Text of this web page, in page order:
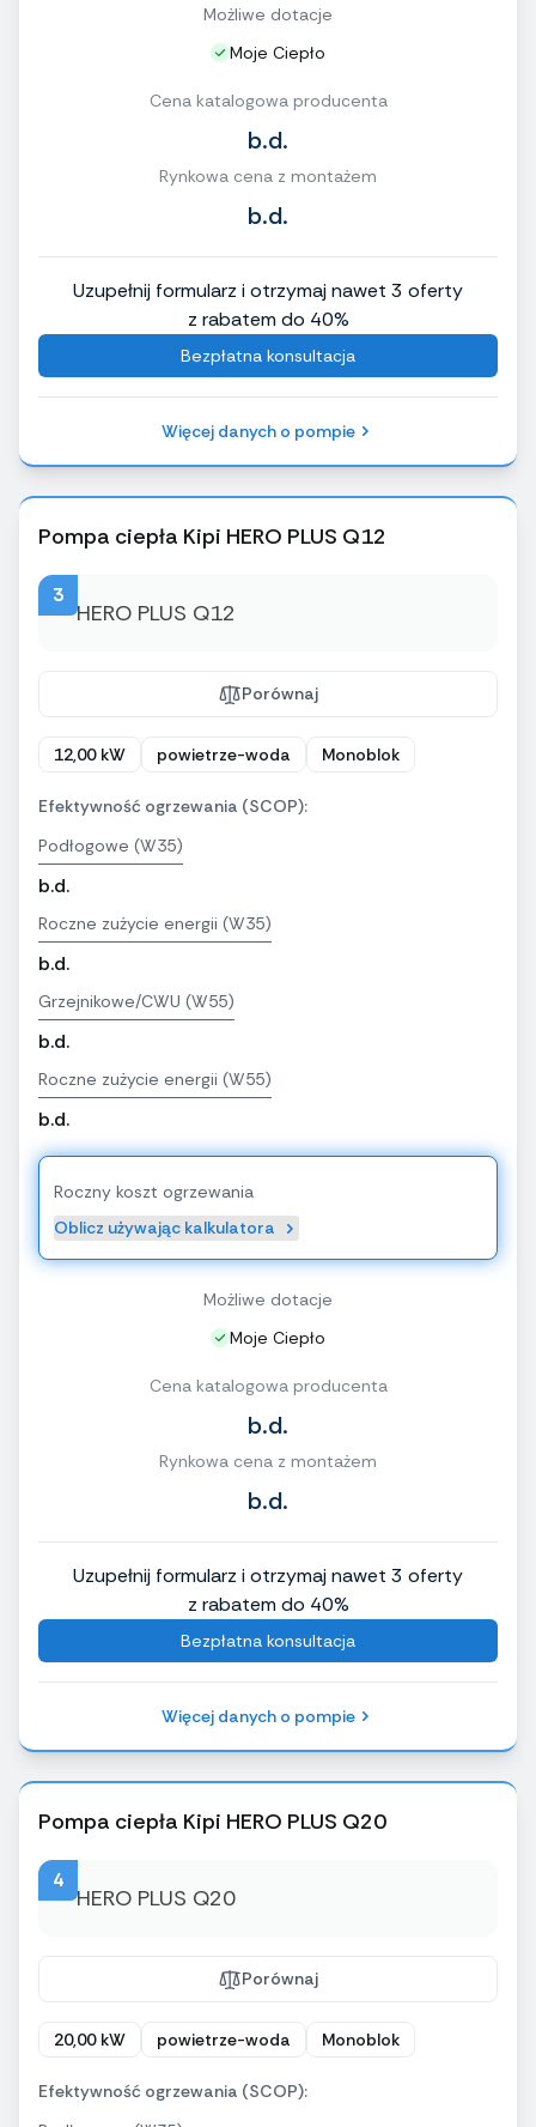
Możliwe dotacje
Moje Ciepło
Cena katalogowa producenta
b.d.
Rynkowa cena z montażem
b.d.
Uzupełnij formularz i otrzymaj nawet 3 oferty
z rabatem do 40%
Bezpłatna konsultacja
Więcej danych o pompie
Pompa ciepła Kipi HERO PLUS Q12
3
Porównaj
12,00 kW powietrze-woda Monoblok
Efektywność ogrzewania (SCOP):
Podłogowe (W35)
b.d.
Roczne zużycie energii (W35)
b.d.
Grzejnikowe/CWU (W55)
b.d.
Roczne zużycie energii (W55)
b.d.
Roczny koszt ogrzewania
Oblicz używając kalkulatora
Możliwe dotacje
Moje Ciepło
Cena katalogowa producenta
b.d.
Rynkowa cena z montażem
b.d.
Uzupełnij formularz i otrzymaj nawet 3 oferty
z rabatem do 40%
Bezpłatna konsultacja
Więcej danych o pompie
Pompa ciepła Kipi HERO PLUS Q20
4
Porównaj
20,00 kW powietrze-woda Monoblok
Efektywność ogrzewania (SCOP):